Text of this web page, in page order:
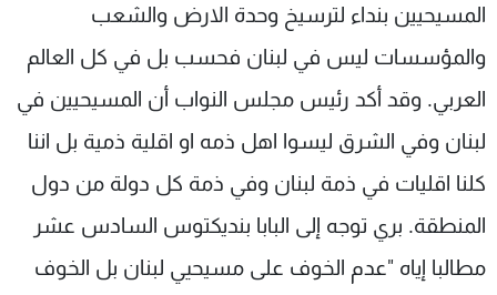
المسيحيين بنداء لترسيخ وحدة الارض والشعب
والمؤسسات ليس في لبنان فحسب بل في كل العالم
العربي. وقد أكد رئيس مجلس النواب أن المسيحيين في
لبنان وفي الشرق ليسوا اهل ذمه او اقلية ذمية بل اننا
كلنا اقليات في ذمة لبنان وفي ذمة كل دولة من دول
المنطقة. بري توجه إلى البابا بنديكتوس السادس عشر
مطالبا إياه "عدم الخوف على مسيحيي لبنان بل الخوف